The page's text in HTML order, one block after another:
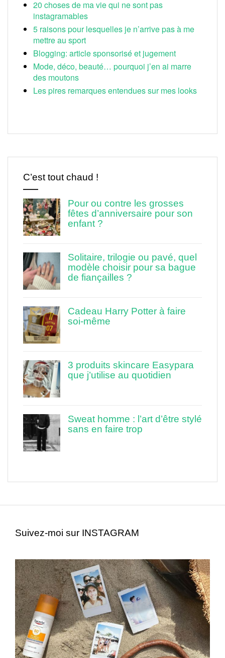
20 choses de ma vie qui ne sont pas
instagramables
5 raisons pour lesquelles je n’arrive pas à me
mettre au sport
Blogging: article sponsorisé et jugement
Mode, déco, beauté… pourquoi j’en ai marre
des moutons
Les pires remarques entendues sur mes looks
C’est tout chaud !
Pour ou contre les grosses
fêtes d’anniversaire pour son
enfant ?
Solitaire, trilogie ou pavé, quel
modèle choisir pour sa bague
de fiançailles ?
Cadeau Harry Potter à faire
soi-même
3 produits skincare Easypara
que j’utilise au quotidien
Sweat homme : l’art d’être stylé
sans en faire trop
Suivez-moi sur INSTAGRAM